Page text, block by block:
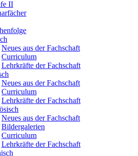
II
Neues aus der Fachschaft
Curriculum
Lehrkräfte der Fachschaft
Neues aus der Fachschaft
Curriculum
Lehrkräfte der Fachschaft
Neues aus der Fachschaft
Bildergalerien
Curriculum
Lehrkräfte der Fachschaft